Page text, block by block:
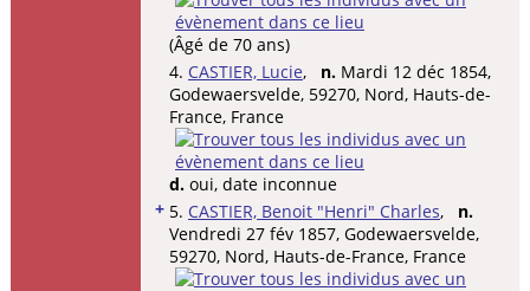
(Âgé de 70 ans)
4. CASTIER, Lucie, n. Mardi 12 déc 1854,
Godewaersvelde, 59270, Nord, Hauts-de-
France, France
d. oui, date inconnue
+ 5. CASTIER, Benoit "Henri" Charles, n.
Vendredi 27 fév 1857, Godewaersvelde,
59270, Nord, Hauts-de-France, France